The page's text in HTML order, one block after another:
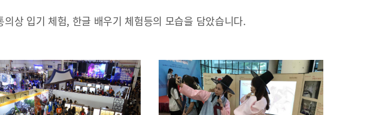
상 입기 체험, 한글 배우기 체험등의 모습을 담았습니다.